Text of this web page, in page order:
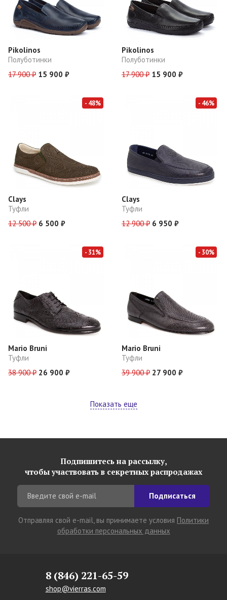
Pikolinos
Полуботинки
17 900 ₽ 15 900 ₽
Pikolinos
Полуботинки
17 900 ₽ 15 900 ₽
- 48%
Clays
Туфли
12 500 ₽ 6 500 ₽
- 46%
Clays
Туфли
12 900 ₽ 6 950 ₽
- 31%
Mario Bruni
Туфли
38 900 ₽ 26 900 ₽
- 30%
Mario Bruni
Туфли
39 900 ₽ 27 900 ₽
Показать еще
Подпишитесь на рассылку,
чтобы участвовать в секретных распродажах
Подписаться
Отправляя свой e-mail, вы принимаете условия Политики
обработки персональных данных
8 (846) 221-65-59
shop@vierras.com